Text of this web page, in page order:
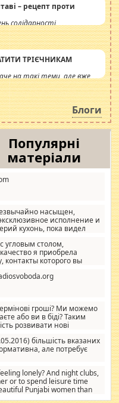
– рецепт проти
солідарності
ТРІЄЧНИКАМ
на такі теми, але вже
інсенуації
Штучно
катастрофа.
Блоги
Популярні
матеріали
насыщен,
исполнение и
кухонь, пока видел
и что главное -
наворотов удорожающих
угловым столом,
я приобрела
контакты которого вы
гроші? Ми можемо
або ви в біді? Таким
розвивати нові
дати їм шанс. Кожен
влада не зможе, вони
багато суми, і зрілість
іншого. Не чекайте і не
ви хочете подати, і ми
зв'яжіться з нами
Вам потрібні термінові
більшість вказаних
але потребує
lonely? And night clubs,
or to spend leisure time
Punjabi women than
feel like 5 star luxury